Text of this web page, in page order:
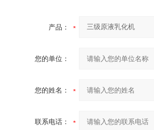
产品：
您的单位：
您的姓名：
联系电话：